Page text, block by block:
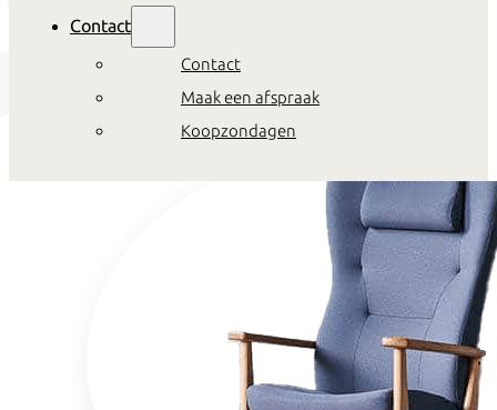
Contact
Contact
Maak een afspraak
Koopzondagen